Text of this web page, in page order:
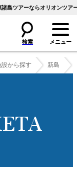
島ツアーならオリオンツア
から探す 新島